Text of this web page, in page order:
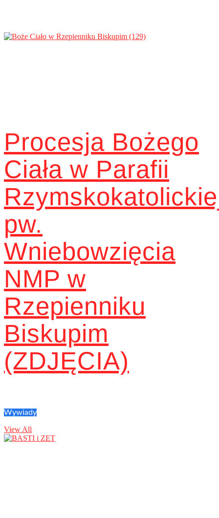
Procesja Bożego
Ciała w Parafii
pw.
Wniebowzięcia
NMP w
Rzepienniku
Biskupim
(ZDJĘCIA)
Wywiady
View All